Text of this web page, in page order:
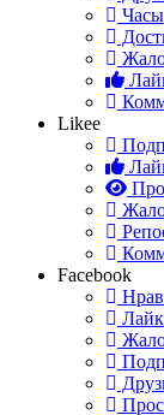
Часы
Likee
Facebook